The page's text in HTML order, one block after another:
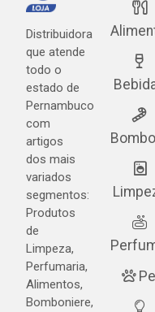
Distribuidora
que atende
todo o
estado de
Pernambuco
com
artigos
dos mais
variados
segmentos:
Produtos
de
Limpeza,
Perfumaria,
Alimentos,
Bomboniere,